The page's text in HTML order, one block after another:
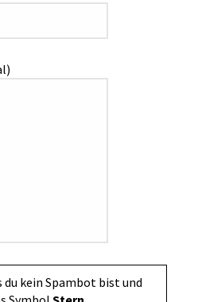
du kein Spambot bist und